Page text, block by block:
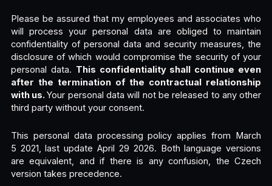
Please be assured that my employees and associates who
will process your personal data are obliged to maintain
confidentiality of personal data and security measures, the
disclosure of which would compromise the security of your
personal data. This confidentiality shall continue even
after the termination of the contractual relationship
with us.Your personal data will not be released to any other
third party without your consent.
This personal data processing policy applies from March
5 2021, last update April 29 2026. Both language versions
are equivalent, and if there is any confusion, the Czech
version takes precedence.